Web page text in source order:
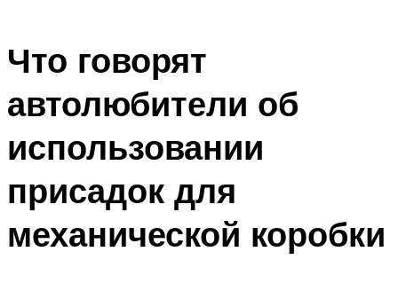
Что говорят
автолюбители об
использовании
присадок для
механической коробки